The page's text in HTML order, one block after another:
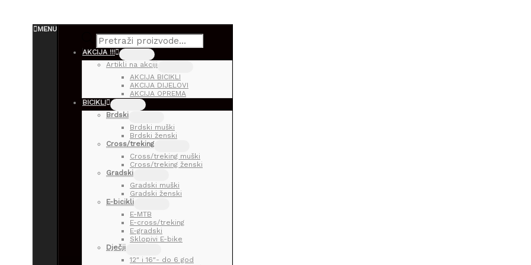
MENU
AKCIJA !!!
Artikli na akciji
AKCIJA BICIKLI
AKCIJA DIJELOVI
AKCIJA OPREMA
BICIKLI
Brdski
Brdski muški
Brdski ženski
Cross/treking
Cross/treking muški
Cross/treking ženski
Gradski
Gradski muški
Gradski ženski
E-bicikli
E-MTB
E-cross/treking
E-gradski
Sklopivi E-bike
Dječji
12″ i 16″- do 6 god